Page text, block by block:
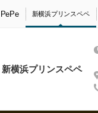
PePe 新横浜プリンスペペ
新横浜プリンスペペ